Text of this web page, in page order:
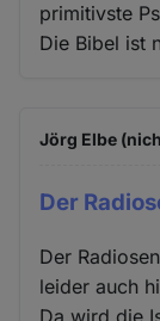
primitivste
Die Bibel ist
Jörg Elbe
Der
Der
leider auch
Da wird die